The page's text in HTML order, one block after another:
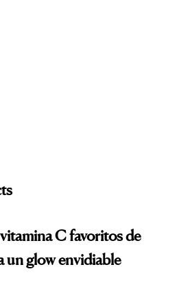
C favoritos de
un glow envidiable